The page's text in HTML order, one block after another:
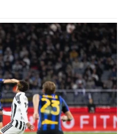
DŽINOVIĆ U
kako izgleda bez
do poda sa golim
je nisu prepoznali